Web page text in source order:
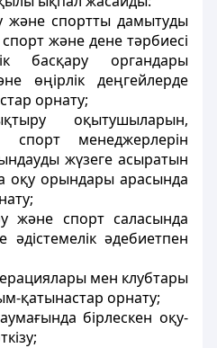
спортты дамытуды
және дене тәрбиесі
басқару органдары
өңірлік деңгейлерде
орнату;
оқытушыларын,
спорт менеджерлерін
жүзеге асыратын
оқу орындары арасында
және спорт саласында
әдебиетпен
мен клубтары
қатынастар орнату;
бірлескен оқу-